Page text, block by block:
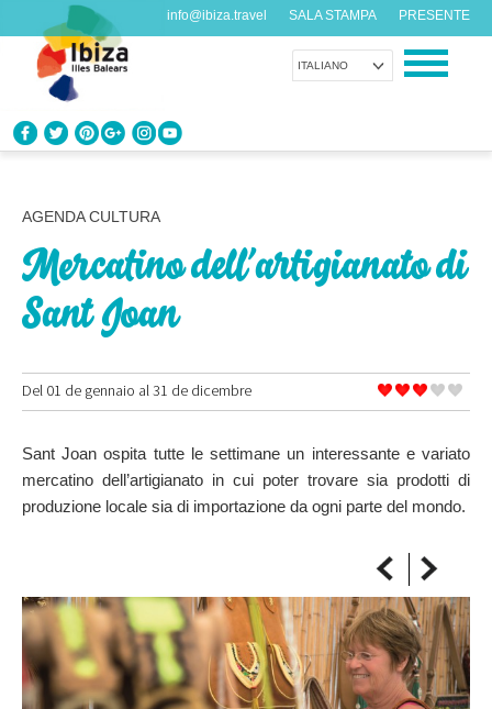
ITALIANO
info@ibiza.travel SALA STAMPA PRESENTE
GODITI IBIZA
Proposte per tutti i gusti
Ogni giorno qualcosa di nuovo
Dati pratici
SULLA MAPPA
AGENDA CULTURA
Mercatino dell’artigianato di
Sant Joan
Del 01 de gennaio al 31 de dicembre
Sant Joan ospita tutte le settimane un interessante e variato
mercatino dell’artigianato in cui poter trovare sia prodotti di
produzione locale sia di importazione da ogni parte del mondo.